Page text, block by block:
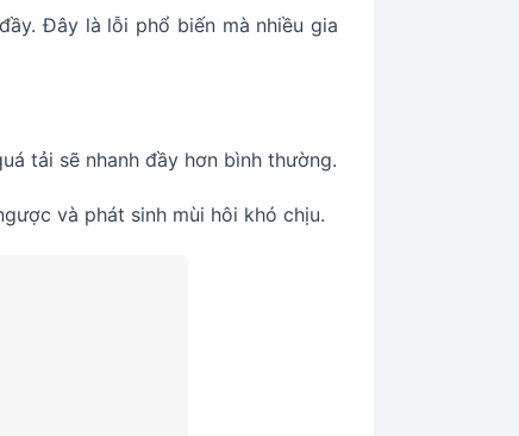
Đây là lỗi phổ biến mà nhiều gia
tải sẽ nhanh đầy hơn bình thường.
và phát sinh mùi hôi khó chịu.